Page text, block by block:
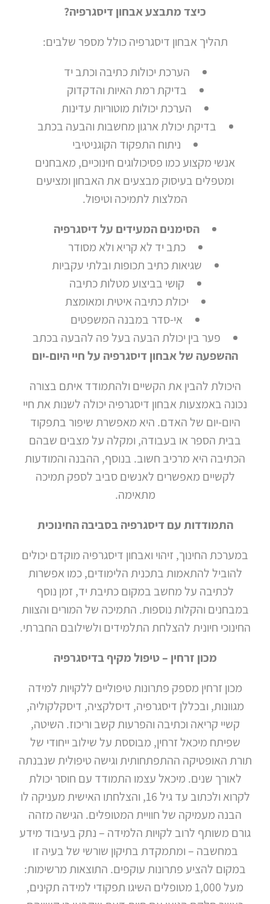
כיצד מתבצע אבחון דיסגרפיה?
תהליך אבחון דיסגרפיה כולל מספר שלבים:
הערכת יכולות כתיבה וכתב יד
בדיקת רמת האיות והדקדוק
הערכת יכולות מוטוריות עדינות
בדיקת יכולת ארגון מחשבות והבעה בכתב
ניתוח התפקוד הקוגניטיבי
אנשי מקצוע כמו פסיכולוגים חינוכיים, מאבחנים
ומטפלים בעיסוק מבצעים את האבחון ומציעים
המלצות לתמיכה וטיפול.
הסימנים המעידים על דיסגרפיה
כתב יד לא קריא ולא מסודר
שגיאות כתיב תכופות ובלתי עקביות
קושי בביצוע מטלות כתיבה
יכולת כתיבה איטית ומאומצת
אי-סדר במבנה המשפטים
פער בין יכולת הבעה בעל פה להבעה בכתב
ההשפעה של אבחון דיסגרפיה על חיי היום-יום
היכולת להבין את הקשיים ולהתמודד איתם בצורה
נכונה באמצעות אבחון דיסגרפיה יכולה לשנות את חיי
היום-יום של האדם. היא מאפשרת שיפור בתפקוד
בבית הספר או בעבודה, ומקלה על מצבים שבהם
הכתיבה היא מרכיב חשוב. בנוסף, ההבנה והמודעות
לקשיים מאפשרים לאנשים סביב לספק תמיכה
מתאימה.
התמודדות עם דיסגרפיה בסביבה החינוכית
במערכת החינוך, זיהוי ואבחון דיסגרפיה מוקדם יכולים
להוביל להתאמות בתכנית הלימודים, כמו אפשרות
לכתיבה על מחשב במקום כתיבת יד, זמן נוסף
במבחנים והקלות נוספות. התמיכה של המורים והצוות
החינוכי חיונית להצלחת התלמידים ולשילובם החברתי.
מכון זרחין – טיפול מקיף בדיסגרפיה
מכון זרחין מספק פתרונות טיפוליים ללקויות למידה
מגוונות, ובכללן דיסגרפיה, דיסלקציה, דיסקלקוליה,
קשיי קריאה וכתיבה והפרעות קשב וריכוז. השיטה,
שפיתח מיכאל זרחין, מבוססת על שילוב ייחודי של
תורת האופטיקה ההתפתחותית וגישה טיפולית שנבנתה
לאורך שנים. מיכאל עצמו התמודד עם חוסר יכולת
לקרוא ולכתוב עד גיל 16, והצלחתו האישית מעניקה לו
הבנה מעמיקה של חוויית המטופלים. הגישה מזהה
גורם משותף לרוב לקויות הלמידה – נתק בעיבוד מידע
במחשבה – ומתמקדת בתיקון שורשי של בעיה זו
במקום להציע פתרונות עוקפים. התוצאות מרשימות:
מעל 1,000 מטופלים השיגו תפקודי למידה תקינים,